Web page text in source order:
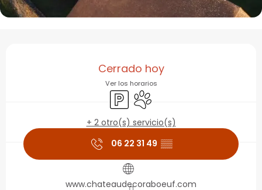
Horarios y datos de
Cerrado hoy
Ver los horarios
Aparcamiento
Se aceptan animales
+ 2 otro(s) servicio(s)
06 22 31 49 ▒▒
www.chateaudecoraboeuf.com